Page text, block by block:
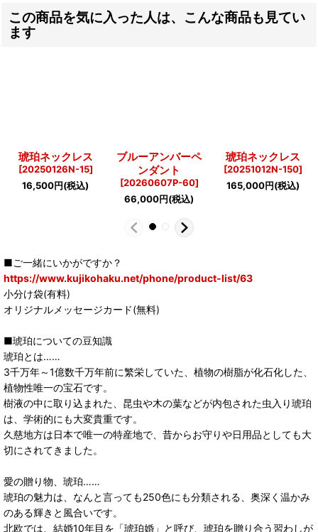
この商品を気に入った人は、こんな商品も見てい
ます
琥珀ネックレス
[20250126N-15]
16,500円(税込)
ブルーアンバーペ
ンダント
[20260607P-60]
66,000円(税込)
琥珀ネックレス
[20251012N-150]
165,000円(税込)
■ご一緒にいかがですか？
https://www.kujikohaku.net/phone/product-list/63
小分け袋(有料)
オリジナルメッセージカード(無料)
■琥珀についての豆知識
琥珀とは……
3千万年～1億数千万年前に繁栄していた、植物の樹脂が化石化した、
植物性唯一の宝石です。
樹液の中に取り込まれた、昆虫や木の葉などが内包された虫入り琥珀
は、学術的にも大変貴重です。
久慈地方は日本で唯一の特産地で、昔からお守りや日用品としても大
切にされてきました。
愛の贈り物、琥珀……
琥珀の魅力は、なんと言っても250色にも分類される、奥深く温かみ
のある輝きと風合いです。
北欧では、結婚10年目を「琥珀婚」と呼び、琥珀を贈り合う習わしが